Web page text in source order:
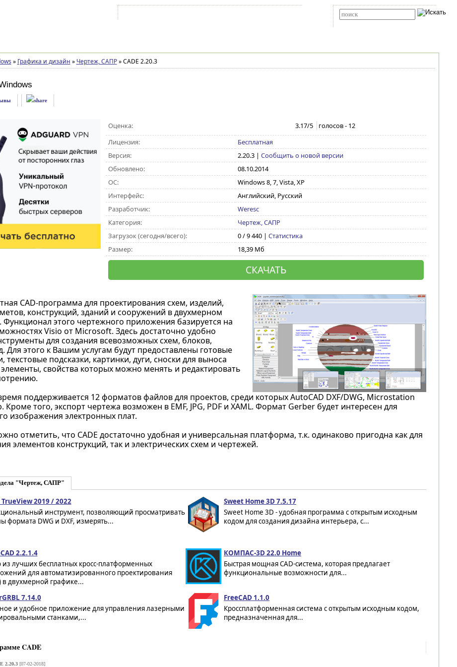
» Графика и дизайн » Чертеж, САПР »CADE 2.20.3
Оценка: 3.17/5 голосов - 12
Лицензия:
Бесплатная
Версия:
2.20.3| Сообщить о новой версии
Обновлено:
08.10.2014
ОС:
Windows 8, 7, Vista, XP
Интерфейс:
Английский, Русский
Разработчик:
Weresc
Категория:
Чертеж, САПР
Загрузок (сегодня/всего):
0 / 9 440 | Статистика
Размер:
18,39 Мб
СКАЧАТЬ
CAD-программа для проектирования схем, изделий,
конструкций, зданий и сооружений в двухмерном
Функционал этого чертежного приложения базируется на
Visio от Microsoft. Здесь достаточно удобно
для создания всевозможных схем, блоков,
Для этого к Вашим услугам будут предоставлены готовые
текстовые подсказки, картинки, дуги, сноски для выноса
свойства которых можно менять и редактировать
поддерживается 12 форматов файлов для проектов, среди которых AutoCAD DXF/DWG, Microstation
Кроме того, экспорт чертежа возможен в EMF, JPG, PDF и XAML. Формат Gerber будет интересен для
изображения электронных плат.
отметить, что CADE достаточно удобная и универсальная платформа, т.к. одинаково пригодна как для
элементов конструкций, так и электрических схем и чертежей.
"Чертеж, САПР"
TrueView 2019 / 2022
инструмент, позволяющий просматривать
формата DWG и DXF, измерять...
Sweet Home 3D 7.5.17
Sweet Home 3D - удобная программа с открытым исходным
кодом для создания дизайна интерьера, с...
2.2.1.4
лучших бесплатных кросс-платформенных
для автоматизированного проектирования
в двухмерной графике...
КОМПАС-3D 22.0 Home
Быстрая мощная CAD-система, которая предлагает
функциональные возможности для...
7.14.0
и удобное приложение для управления лазерными
станками,...
FreeCAD 1.1.0
Кроссплатформенная система с открытым исходным кодом,
предназначенная для...
CADE
2.20.3[07-02-2018]